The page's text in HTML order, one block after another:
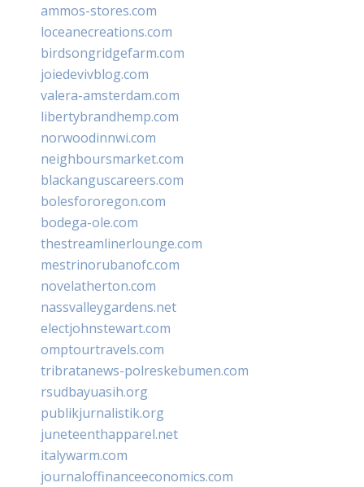
ammos-stores.com
loceanecreations.com
birdsongridgefarm.com
joiedevivblog.com
valera-amsterdam.com
libertybrandhemp.com
norwoodinnwi.com
neighboursmarket.com
blackanguscareers.com
bolesfororegon.com
bodega-ole.com
thestreamlinerlounge.com
mestrinorubanofc.com
novelatherton.com
nassvalleygardens.net
electjohnstewart.com
omptourtravels.com
tribratanews-polreskebumen.com
rsudbayuasih.org
publikjurnalistik.org
juneteenthapparel.net
italywarm.com
journaloffinanceeconomics.com